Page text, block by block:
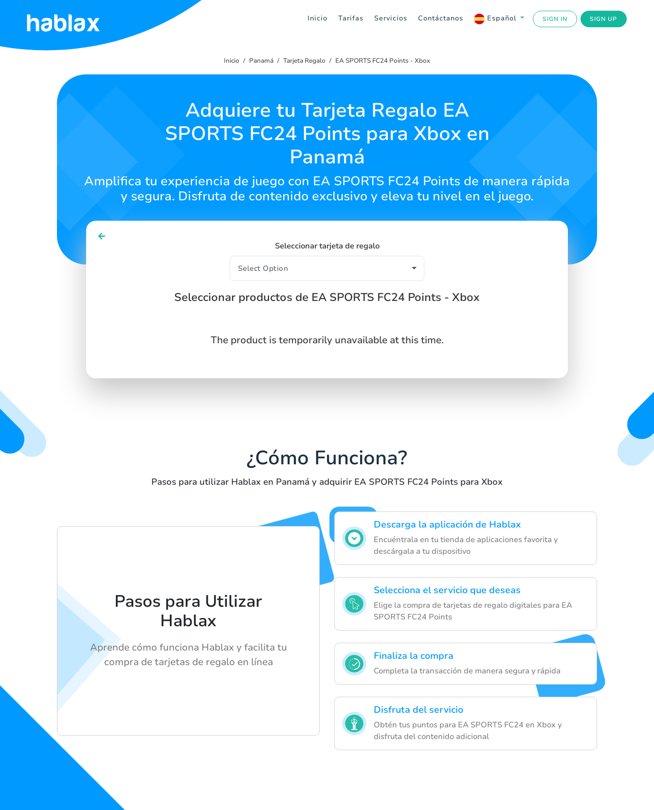
Inicio Tarifas Servicios Contáctanos Español SIGN IN SIGN UP
Inicio
Inicio Panamá Tarjeta Regalo EA SPORTS FC24 Points - Xbox
Adquiere tu Tarjeta Regalo EA
SPORTS FC24 Points para Xbox en
Panamá
Amplifica tu experiencia de juego con EA SPORTS FC24 Points de manera rápida
y segura. Disfruta de contenido exclusivo y eleva tu nivel en el juego.
Seleccionar tarjeta de regalo
Seleccionar productos de EA SPORTS FC24 Points - Xbox
The product is temporarily unavailable at this time.
¿Cómo Funciona?
Pasos para utilizar Hablax en Panamá y adquirir EA SPORTS FC24 Points para Xbox
Descarga la aplicación de Hablax
Encuéntrala en tu tienda de aplicaciones favorita y
descárgala a tu dispositivo
Selecciona el servicio que deseas
Elige la compra de tarjetas de regalo digitales para EA
SPORTS FC24 Points
Finaliza la compra
Completa la transacción de manera segura y rápida
Disfruta del servicio
Obtén tus puntos para EA SPORTS FC24 en Xbox y
disfruta del contenido adicional
Pasos para Utilizar
Hablax
Aprende cómo funciona Hablax y facilita tu
compra de tarjetas de regalo en línea